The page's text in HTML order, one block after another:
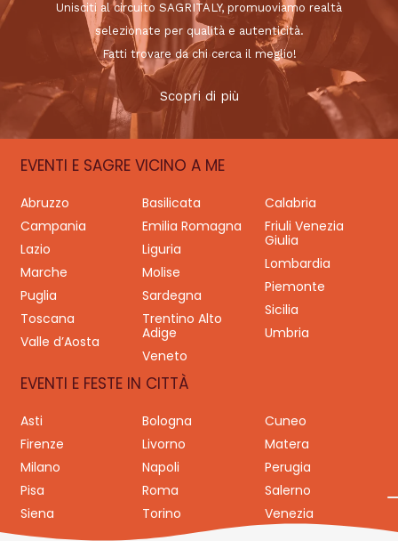
Unisciti al circuito SAGRITALY, promuoviamo realtà
selezionate per qualità e autenticità.
Fatti trovare da chi cerca il meglio!
Scopri di più
EVENTI E SAGRE VICINO A ME
Abruzzo Basilicata
Calabria
Campania
Emilia Romagna
Friuli Venezia
Giulia
Lazio
Liguria
Lombardia
Marche
Molise
Piemonte
Puglia
Sardegna
Sicilia
Toscana
Trentino Alto
Adige
Umbria
Valle d’Aosta
Veneto
EVENTI E FESTE IN CITTÀ
Asti Bologna
Cuneo
Firenze
Livorno
Matera
Milano
Napoli
Perugia
Pisa
Roma
Salerno
Siena
Torino Venezia